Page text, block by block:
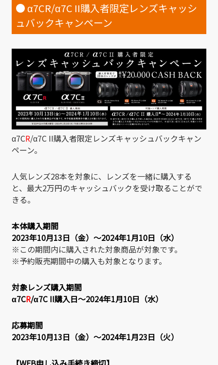
● α7CR/α7C II購入者限定レンズキャッシ
ュバックキャンペーン
α7CR/α7C II購入者限定レンズキャッシュバックキャン
ペーン。
人気レンズ28本を対象に、レンズを一緒に購入する
と、最大2万円のキャッシュバックを受け取ることがで
きる。
本体購入期間
2023年10月13日（金）～2024年1月10日（水）
※この期間内に購入された対象商品が対象です。
※予約販売期間中の購入も対象となります。
対象レンズ購入期間
α7CR/α7C II購入日～2024年1月10日（水）
応募期間
2023年10月13日（金）～2024年1月23日（火）